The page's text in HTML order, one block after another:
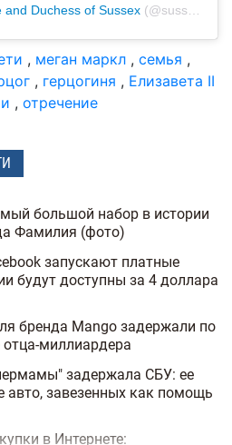
and Duchess of Sussex (@sussexroyal)
, меган маркл , семья ,
, герцогиня , Елизавета II
, отречение
большой набор в истории
Фамилия (фото)
запускают платные
будут доступны за 4 доллара
бренда Mango задержали по
миллиардера
задержала СБУ: ее
авто, завезенных как помощь
в Интернете: